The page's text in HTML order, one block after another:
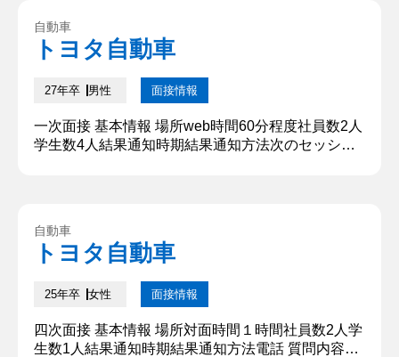
意見を発信していくことが大切だと考えました。そ
の際にトップダウンの組織だと言われたことをこな
自動車
トヨタ自動車
27年卒 男性 面接情報
一次面接 基本情報 場所web時間60分程度社員数2人
学生数4人結果通知時期結果通知方法次のセッショ
遂行を通してチーム力の向上を図りました。 【深堀
質問】 一人でやらずに部員と協力して運営をしてい
自動車
トヨタ自動車
25年卒 女性 面接情報
四次面接 基本情報 場所対面時間１時間社員数2人学
生数1人結果通知時期結果通知方法電話 質問内容・